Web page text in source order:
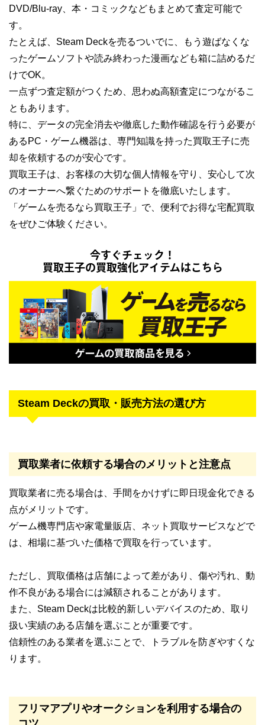
DVD/Blu-ray、本・コミックなどもまとめて査定可能で
す。
たとえば、Steam Deckを売るついでに、もう遊ばなくな
ったゲームソフトや読み終わった漫画なども箱に詰めるだ
けでOK。
一点ずつ査定額がつくため、思わぬ高額査定につながるこ
ともあります。
特に、データの完全消去や徹底した動作確認を行う必要が
あるPC・ゲーム機器は、専門知識を持った買取王子に売
却を依頼するのが安心です。
買取王子は、お客様の大切な個人情報を守り、安心して次
のオーナーへ繋ぐためのサポートを徹底いたします。
「ゲームを売るなら買取王子」で、便利でお得な宅配買取
をぜひご体験ください。
今すぐチェック！
買取王子の買取強化アイテムはこちら
Steam Deckの買取・販売方法の選び方
買取業者に依頼する場合のメリットと注意点
買取業者に売る場合は、手間をかけずに即日現金化できる
点がメリットです。
ゲーム機専門店や家電量販店、ネット買取サービスなどで
は、相場に基づいた価格で買取を行っています。
ただし、買取価格は店舗によって差があり、傷や汚れ、動
作不良がある場合には減額されることがあります。
また、Steam Deckは比較的新しいデバイスのため、取り
扱い実績のある店舗を選ぶことが重要です。
信頼性のある業者を選ぶことで、トラブルを防ぎやすくな
ります。
フリマアプリやオークションを利用する場合の